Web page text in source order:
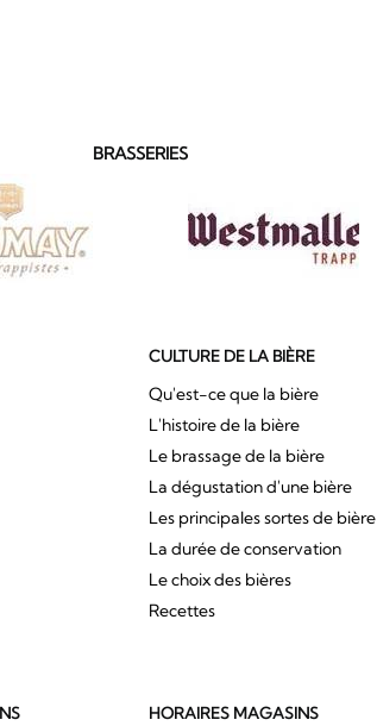
BRASSERIES
CULTURE DE LA BIÈRE
Qu'est-ce que la bière
L'histoire de la bière
Le brassage de la bière
La dégustation d'une bière
Les principales sortes de bière
La durée de conservation
Le choix des bières
Recettes
HORAIRES MAGASINS